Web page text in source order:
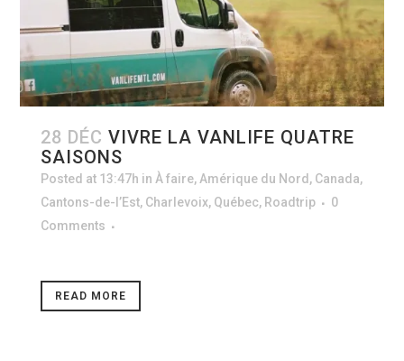
28 DÉC VIVRE LA VANLIFE QUATRE
SAISONS
Posted at 13:47h inÀ faire,Amérique du Nord , Canada,
Cantons-de-l’Est, Charlevoix, Québec, Roadtrip
0
Comments
READ MORE